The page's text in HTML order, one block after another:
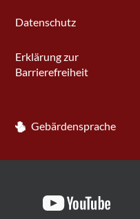
Datenschutz
Erklärung zur
Barrierefreiheit
Gebärdensprache